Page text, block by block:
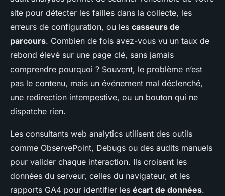
site pour détecter les failles dans la collecte, les
erreurs de configuration, ou les casseurs de
parcours. Combien de fois avez-vous vu un taux de
rebond élevé sur une page clé, sans jamais
comprendre pourquoi ? Souvent, le problème n’est
pas le contenu, mais un événement mal déclenché,
une redirection intempestive, ou un bouton qui ne
dispatche rien.
Les consultants web analytics utilisent des outils
comme ObservePoint, Debugs ou des audits manuels
pour valider chaque interaction. Ils croisent les
données du serveur, celles du navigateur, et les
rapports GA4 pour identifier les écart de données.